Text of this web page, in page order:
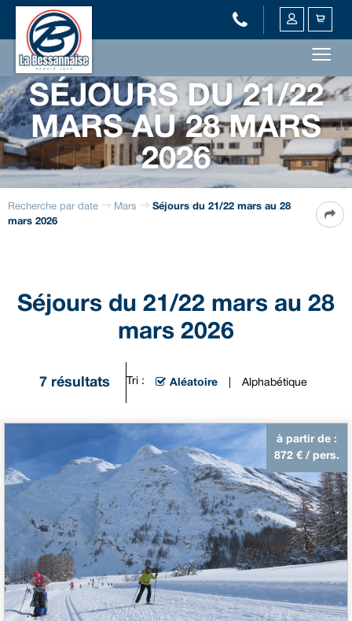
SÉJOURS DU 21/22
MARS AU 28 MARS
2026
Recherche par date Mars
Séjours du 21/22 mars au 28
mars 2026
Séjours du 21/22 mars au 28
mars 2026
7résultats Tri : Aléatoire Alphabétique
à partir de :
872 € / pers.